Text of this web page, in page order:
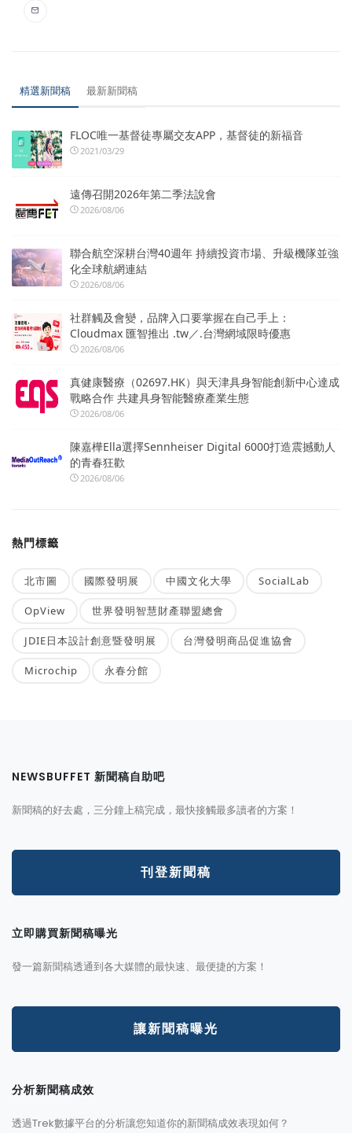
精選新聞稿 最新新聞稿
FLOC唯一基督徒專屬交友APP，基督徒的新福音
2021/03/29
遠傳召開2026年第二季法說會
2026/08/06
聯合航空深耕台灣40週年 持續投資市場、升級機隊並強
化全球航網連結
2026/08/06
社群觸及會變，品牌入口要掌握在自己手上：
Cloudmax 匯智推出 .tw／.台灣網域限時優惠
2026/08/06
真健康醫療（02697.HK）與天津具身智能創新中心達成
戰略合作 共建具身智能醫療產業生態
2026/08/06
陳嘉樺Ella選擇Sennheiser Digital 6000打造震撼動人
的青春狂歡
2026/08/06
熱門標籤
北市圖 國際發明展 中國文化大學 SocialLab
OpView 世界發明智慧財產聯盟總會
JDIE日本設計創意暨發明展 台灣發明商品促進協會
Microchip 永春分館
NEWSBUFFET 新聞稿自助吧
新聞稿的好去處，三分鐘上稿完成，最快接觸最多讀者的方案！
刊登新聞稿
立即購買新聞稿曝光
發一篇新聞稿透通到各大媒體的最快速、最便捷的方案！
讓新聞稿曝光
分析新聞稿成效
透過Trek數據平台的分析讓您知道你的新聞稿成效表現如何？